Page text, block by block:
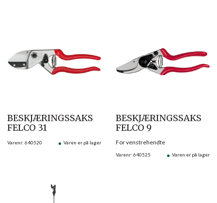
BESKJÆRINGSSAKS
FELCO 31
Varenr: 640520 Varen er på lager
BESKJÆRINGSSAKS
FELCO 9
Varenr: 640525 Varen er på lager
For venstrehendte